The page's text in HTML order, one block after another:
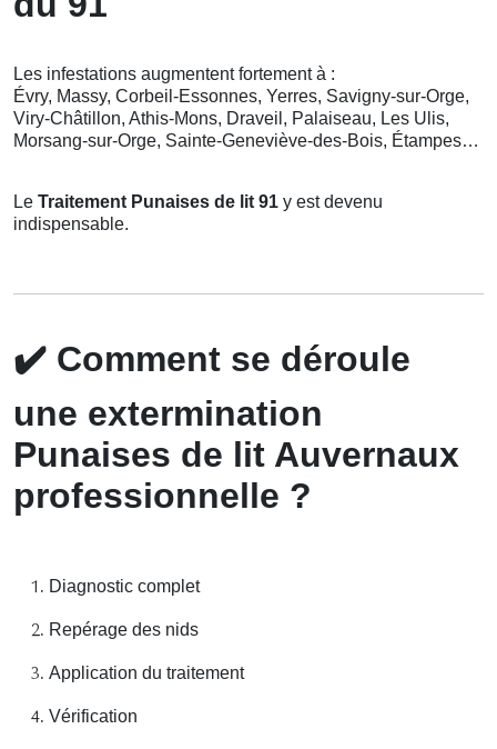
Les infestations augmentent fortement à :
Évry, Massy, Corbeil-Essonnes, Yerres, Savigny-sur-Orge,
Viry-Châtillon, Athis-Mons, Draveil, Palaiseau, Les Ulis,
Morsang-sur-Orge, Sainte-Geneviève-des-Bois, Étampes…
Le Traitement Punaises de lit 91 y est devenu
indispensable.
✔️ Comment se déroule
une extermination
Punaises de lit Auvernaux
professionnelle ?
Diagnostic complet
Repérage des nids
Application du traitement
Vérification